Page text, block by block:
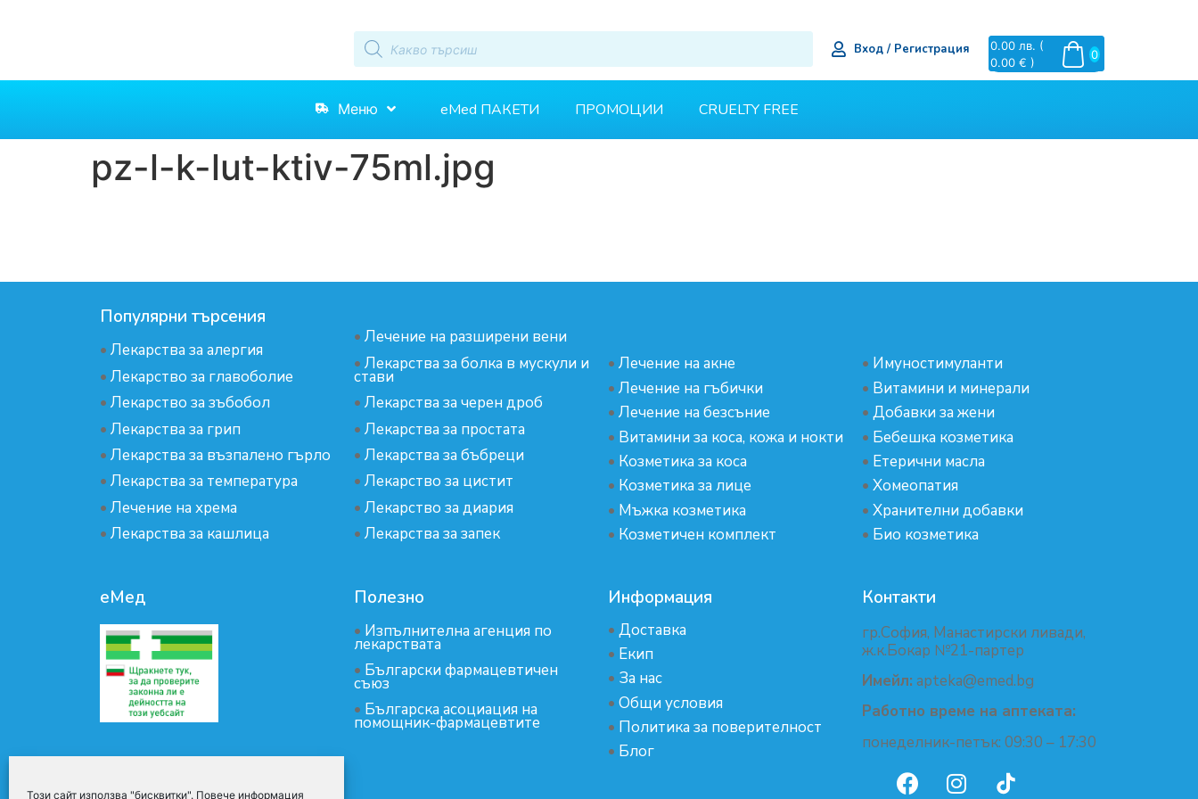
Този сайт използва "бисквитки". Повече информация
Вход / Регистрация 0
0.00 лв. (
0.00 € )
Меню eMed ПАКЕТИ ПРОМОЦИИ CRUELTY FREE
pz-l-k-lut-ktiv-75ml.jpg
Популярни търсения
• Лекарства за алергия
• Лекарство за главоболие
• Лекарство за зъбобол
• Лекарства за грип
• Лекарства за възпалено гърло
• Лекарства за температура
• Лечение на хрема
• Лекарства за кашлица
• Лечение на разширени вени
• Лекарства за болка в мускули и
стави
• Лекарства за черен дроб
• Лекарства за простата
• Лекарства за бъбреци
• Лекарство за цистит
• Лекарство за диария
• Лекарства за запек
• Лечение на акне
• Лечение на гъбички
• Лечение на безсъние
• Витамини за коса, кожа и нокти
• Козметика за коса
• Козметика за лице
• Мъжка козметика
• Козметичен комплект
• Имуностимуланти
• Витамини и минерали
• Добавки за жени
• Бебешка козметика
• Етерични масла
• Хомеопатия
• Хранителни добавки
• Био козметика
еМед Полезно
• Изпълнителна агенция по
лекарствата
• Български фармацевтичен
съюз
• Българска асоциация на
помощник-фармацевтите
Информация
• Доставка
• Екип
• За нас
• Общи условия
• Политика за поверителност
• Блог
Контакти
гр.София, Манастирски ливади,
ж.к.Бокар №21-партер
Имейл: apteka@emed.bg
Работно време на аптеката:
понеделник-петък: 09:30 – 17:30